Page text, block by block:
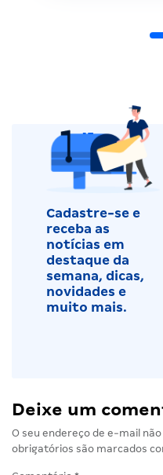
Cadastre-se e
receba as
notícias em
destaque da
semana, dicas,
novidades e
muito mais.
Deixe um
O seu endereço de e-mail
obrigatórios são marcados